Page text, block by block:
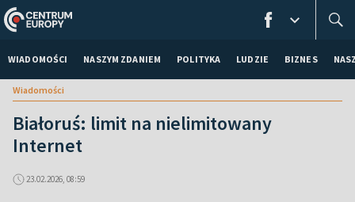
WIADOMOŚCI NASZYM ZDANIEM POLITYKA LUDZIE BIZNES
Wiadomości
Białoruś: limit na nielimitowany
Internet
23.02.2026, 08:59